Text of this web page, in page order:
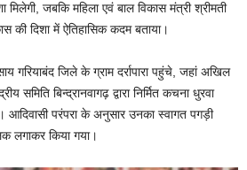
जबकि महिला एवं बाल विकास मंत्री श्रीमती
की दिशा में ऐतिहासिक कदम बताया।
जिले के ग्राम दर्रापारा पहुंचे, जहां अखिल
समिति बिन्द्रानवागढ़ द्वारा निर्मित कचना धुरवा
आदिवासी परंपरा के अनुसार उनका स्वागत पगड़ी
लगाकर किया गया।